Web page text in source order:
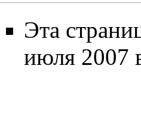
Эта
июля 2007